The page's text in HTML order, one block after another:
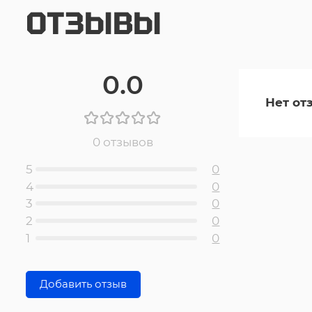
ОТЗЫВЫ
0.0
0 отзывов
5
0
4
0
3
0
2
0
1
0
Добавить отзыв
Нет